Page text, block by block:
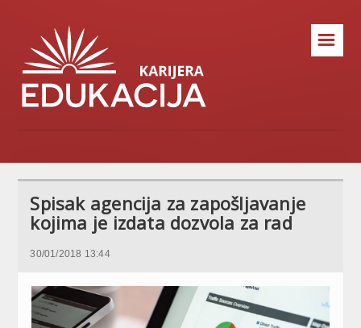
☰
Spisak agencija za zapošljavanje
kojima je izdata dozvola za rad
30/01/2018 13:44